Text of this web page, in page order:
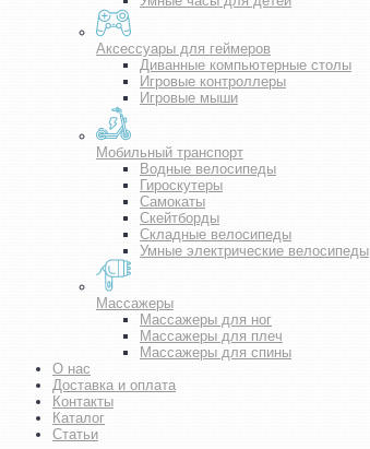
Аксессуары для геймеров
Диванные компьютерные столы
Игровые контроллеры
Игровые мыши
Мобильный транспорт
Водные велосипеды
Гироскутеры
Самокаты
Скейтборды
Складные велосипеды
Умные электрические велосипеды
Массажеры
Массажеры для ног
Массажеры для плеч
Массажеры для спины
О нас
Доставка и оплата
Контакты
Каталог
Статьи